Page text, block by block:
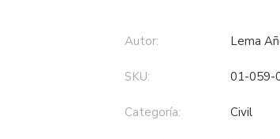
Autor: Lema
SKU: 01-059-
Categoría: civil